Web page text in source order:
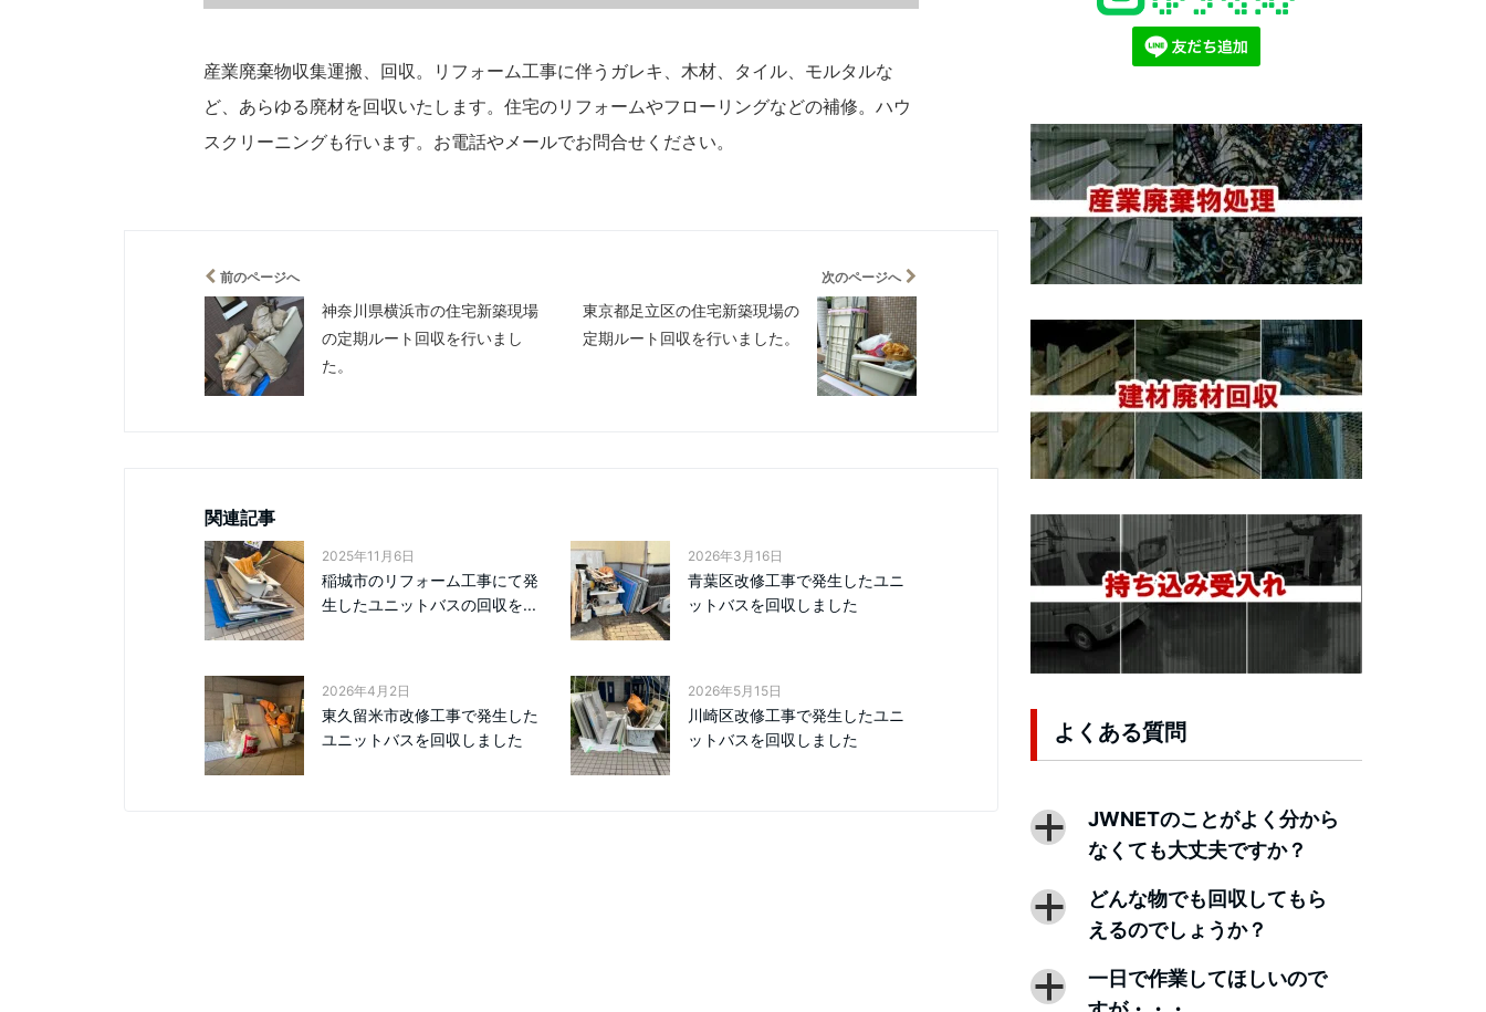
産業廃棄物収集運搬、回収。リフォーム工事に伴うガレキ、木材、タイル、モルタルな
ど、あらゆる廃材を回収いたします。住宅のリフォームやフローリングなどの補修。ハウ
スクリーニングも行います。お電話やメールでお問合せください。
前のページへ
神奈川県横浜市の住宅新築現場
の定期ルート回収を行いまし
た。
次のページへ
東京都足立区の住宅新築現場の
定期ルート回収を行いました。
関連記事
2025年11月6日
稲城市のリフォーム工事にて発
生したユニットバスの回収を...
2026年3月16日
青葉区改修工事で発生したユニ
ットバスを回収しました
2026年4月2日
東久留米市改修工事で発生した
ユニットバスを回収しました
2026年5月15日
川崎区改修工事で発生したユニ
ットバスを回収しました
よくある質問
a
JWNETのことがよく分から
なくても大丈夫ですか？
a
どんな物でも回収してもら
えるのでしょうか？
a
一日で作業してほしいので